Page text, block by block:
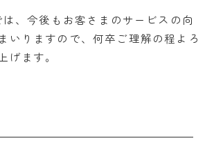
、今後もお客さまのサービスの向
いりますので、何卒ご理解の程よろ
げます。